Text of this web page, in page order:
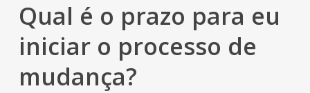
Qual é o prazo para eu
iniciar o processo de
mudança?